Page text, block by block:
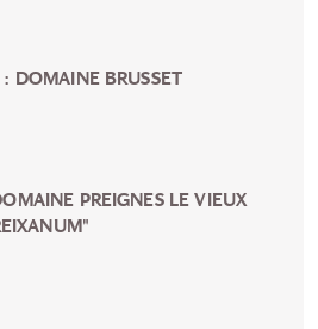
DOMAINE BRUSSET
PREIGNES LE VIEUX